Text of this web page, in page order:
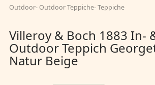
Outdoor-Outdoor Teppiche-Teppiche
Villeroy & Boch 1883 In-
Outdoor Teppich
Natur Beige